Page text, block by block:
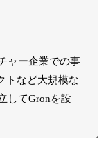
ャー企業での事
トなど大規模な
してGronを設